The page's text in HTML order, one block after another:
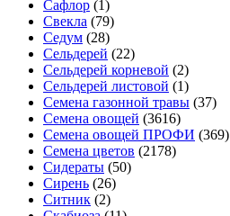
Сафлор (1)
Свекла (79)
Седум (28)
Сельдерей (22)
Сельдерей корневой (2)
Сельдерей листовой (1)
Семена газонной травы (37)
Семена овощей (3616)
Семена овощей ПРОФИ (369)
Семена цветов (2178)
Сидераты (50)
Сирень (26)
Ситник (2)